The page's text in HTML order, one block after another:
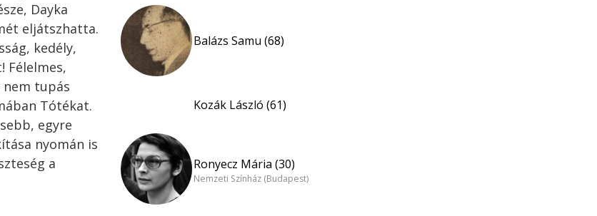
Dayka
eljátszhatta.
kedély,
Félelmes,
nem tupás
Tótékat.
egyre
nyomán is
ség a
Balázs Samu (68)
Kozák László (61)
Ronyecz Mária (30)
Nemzeti Színház (Budapest)